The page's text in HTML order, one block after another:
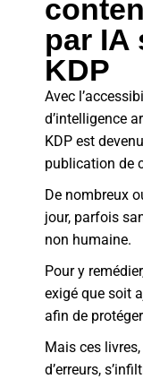
par IA
KDP
Avec
d’intelligence
KDP est
publication de
De nombreux
jour, parfois
non humaine.
Pour y
exigé que soit
afin de
Mais ces
d’erreurs,